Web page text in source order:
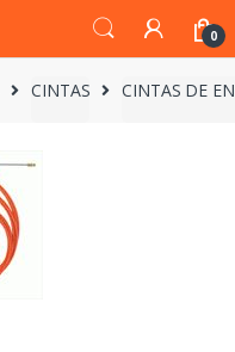
0
CINTAS CINTAS DE